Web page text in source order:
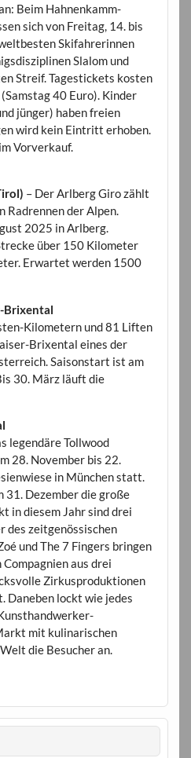
Beim Hahnenkamm-
sich von Freitag, 14. bis
Skifahrerinnen
Slalom und
Streif. Tagestickets kosten
40 Euro). Kinder
jünger) haben freien
wird kein Eintritt erhoben.
Vorverkauf.
– Der Arlberg Giro zählt
Radrennen der Alpen.
2025 in Arlberg.
über 150 Kilometer
Erwartet werden 1500
Brixental
Kilometern und 81 Liften
Brixental eines der
Saisonstart ist am
30. März läuft die
legendäre Tollwood
28. November bis 22.
in München statt.
31. Dezember die große
in diesem Jahr sind drei
des zeitgenössischen
und The 7 Fingers bringen
aus drei
Zirkusproduktionen
Daneben lockt wie jedes
mit kulinarischen
die Besucher an.